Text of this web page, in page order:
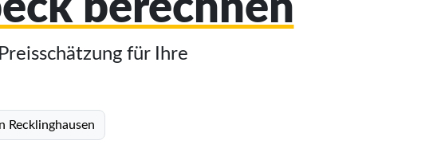
für Ihre
Recklinghausen